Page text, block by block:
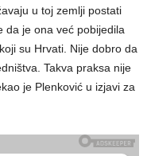
u toj zemlji postati
da je ona već pobijedila
su Hrvati. Nije dobro da
Takva praksa nije
je Plenković u izjavi za